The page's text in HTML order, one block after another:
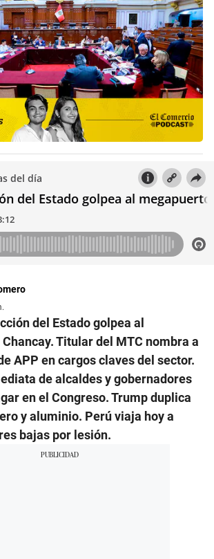
del Estado golpea al
Titular del MTC nombra a
APP en cargos claves del sector.
de alcaldes y gobernadores
en el Congreso. Trump duplica
y aluminio. Perú viaja hoy a
bajas por lesión.